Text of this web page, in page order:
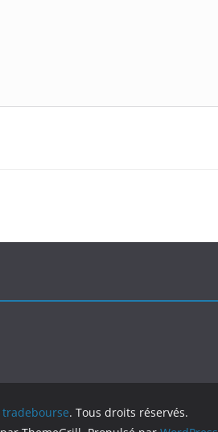
tradebourse. Tous droits réservés.